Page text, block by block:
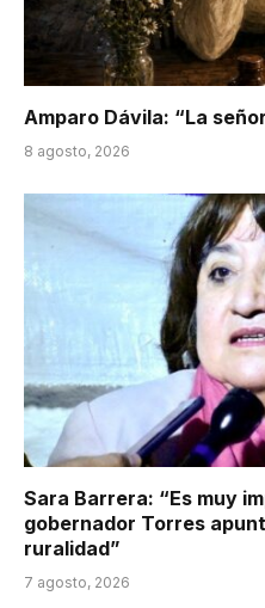
Amparo Dávila: “La
8 agosto, 2026
Sara Barrera: “Es muy
gobernador Torres
ruralidad”
7 agosto, 2026